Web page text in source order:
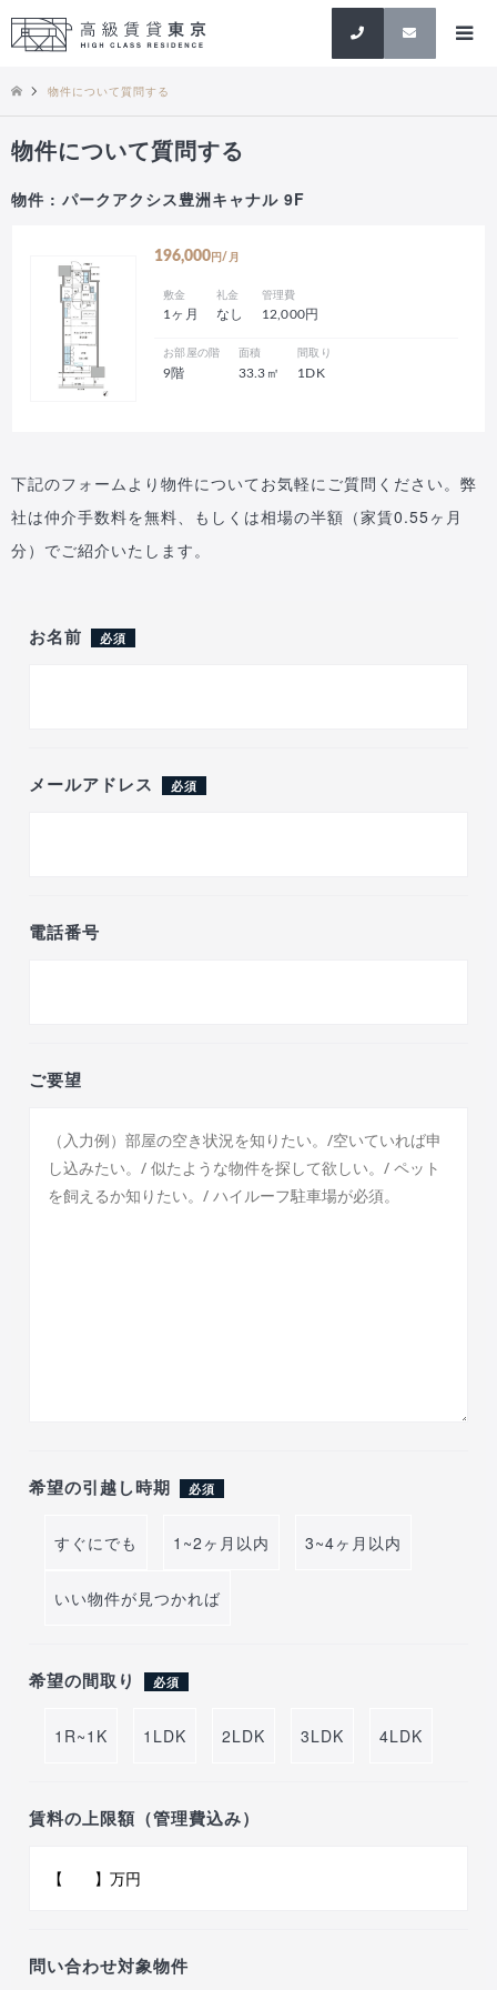
検索
物件について質問する
物件について質問する
物件 : パークアクシス豊洲キャナル 9F
196,000 円/月
敷金
1ヶ月
礼金
なし
管理費
12,000円
お部屋の階
9階
面積
33.3㎡
間取り
1DK
下記のフォームより物件についてお気軽にご質問ください。弊
社は仲介手数料を無料、もしくは相場の半額（家賃0.55ヶ月
分）でご紹介いたします。
お名前 必須
メールアドレス 必須
電話番号
ご要望
希望の引越し時期 必須
すぐにでも 1~2ヶ月以内 3~4ヶ月以内
いい物件が見つかれば
希望の間取り 必須
1R~1K 1LDK 2LDK 3LDK 4LDK
賃料の上限額（管理費込み）
問い合わせ対象物件